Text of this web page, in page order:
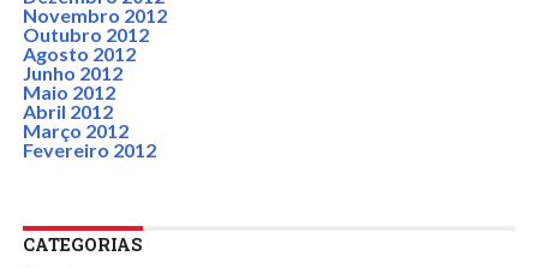
Novembro 2012
Outubro 2012
Agosto 2012
Junho 2012
Maio 2012
Abril 2012
Março 2012
Fevereiro 2012
CATEGORIAS